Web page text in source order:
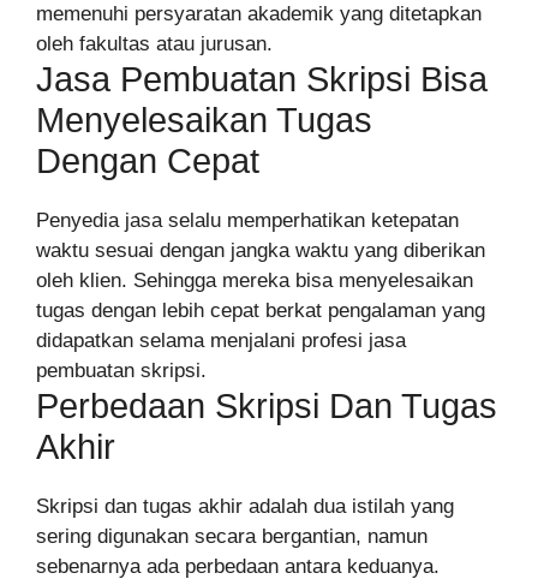
memenuhi persyaratan akademik yang ditetapkan
oleh fakultas atau jurusan.
Jasa Pembuatan Skripsi Bisa
Menyelesaikan Tugas
Dengan Cepat
Penyedia jasa selalu memperhatikan ketepatan
waktu sesuai dengan jangka waktu yang diberikan
oleh klien. Sehingga mereka bisa menyelesaikan
tugas dengan lebih cepat berkat pengalaman yang
didapatkan selama menjalani profesi jasa
pembuatan skripsi.
Perbedaan Skripsi Dan Tugas
Akhir
Skripsi dan tugas akhir adalah dua istilah yang
sering digunakan secara bergantian, namun
sebenarnya ada perbedaan antara keduanya.